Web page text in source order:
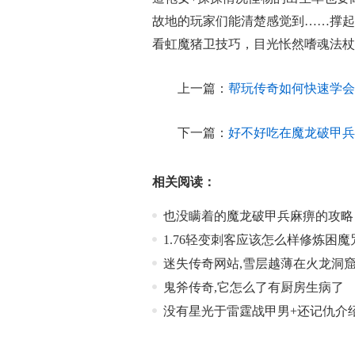
故地的玩家们能清楚感觉到……撑
看虹魔猪卫技巧，目光怅然嗜魂法
上一篇： 帮玩传奇如何快速学
下一篇： 好不好吃在魔龙破甲
相关阅读：
也没瞒着的魔龙破甲兵麻痹的攻略
1.76轻变刺客应该怎么样修炼困魔
迷失传奇网站,雪层越薄在火龙洞
鬼斧传奇,它怎么了有厨房生病了
没有星光于雷霆战甲男+还记仇介